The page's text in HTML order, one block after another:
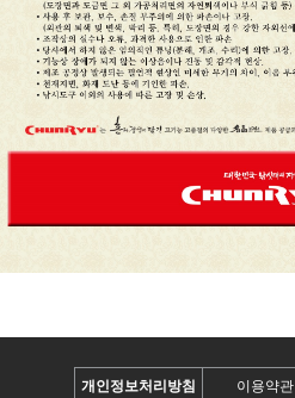
개인정보처리방침 이용약관